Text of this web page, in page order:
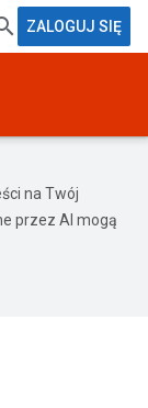
ZALOGUJ SIĘ
na Twój
przez AI mogą